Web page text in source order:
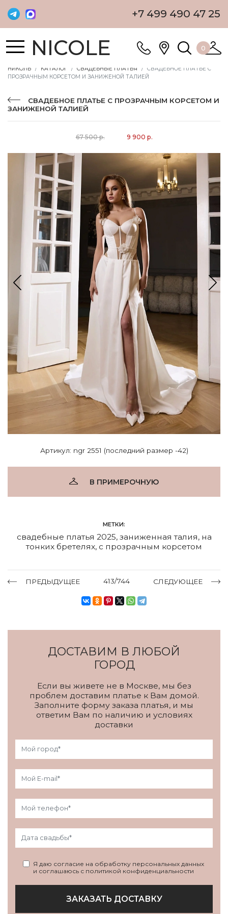
+7 499 490 47 25
NICOLE 0
НИКОЛЬ КАТАЛОГ СВАДЕБНЫЕ ПЛАТЬЯ
СВАДЕБНОЕ ПЛАТЬЕ С
ПРОЗРАЧНЫМ КОРСЕТОМ И ЗАНИЖЕНОЙ ТАЛИЕЙ
СВАДЕБНОЕ ПЛАТЬЕ С ПРОЗРАЧНЫМ КОРСЕТОМ И
ЗАНИЖЕНОЙ ТАЛИЕЙ
67 500 р. 9 900 р.
Артикул: ngr 2551 (последний размер -42)
В ПРИМЕРОЧНУЮ
МЕТКИ:
свадебные платья 2025, заниженная талия, на
тонких бретелях, с прозрачным корсетом
ПРЕДЫДУЩЕЕ 413/744 СЛЕДУЮЩЕЕ
ДОСТАВИМ В ЛЮБОЙ
ГОРОД
Если вы живете не в Москве, мы без
проблем доставим платье к Вам домой.
Заполните форму заказа платья, и мы
ответим Вам по наличию и условиях
доставки
Я даю согласие на обработку персональных данных
и соглашаюсь с политикой конфиденциальности
ЗАКАЗАТЬ ДОСТАВКУ